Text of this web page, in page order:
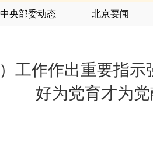
中央部委动态 北京要闻
工作作出重要指
好为党育才为